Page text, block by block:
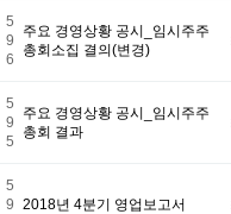
5
9
6
주요 경영상황 공시_임시주주
총회소집 결의(변경)
5
9
5
주요 경영상황 공시_임시주주
총회 결과
5
9 2018년 4분기 영업보고서